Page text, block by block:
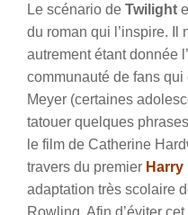
Le scénario de Twilight
du roman qui l’inspire. Il
autrement étant donnée
communauté de fans
Meyer (certaines
tatouer quelques
le film de Catherine
travers du premier Harry
adaptation très scolaire
Rowling. Afin d’éviter